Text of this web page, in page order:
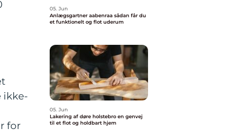
ikke-
for
05. Jun
Anlægsgartner aabenraa sådan får du
et funktionelt og flot uderum
05. Jun
Lakering af døre holstebro en genvej
til et flot og holdbart hjem